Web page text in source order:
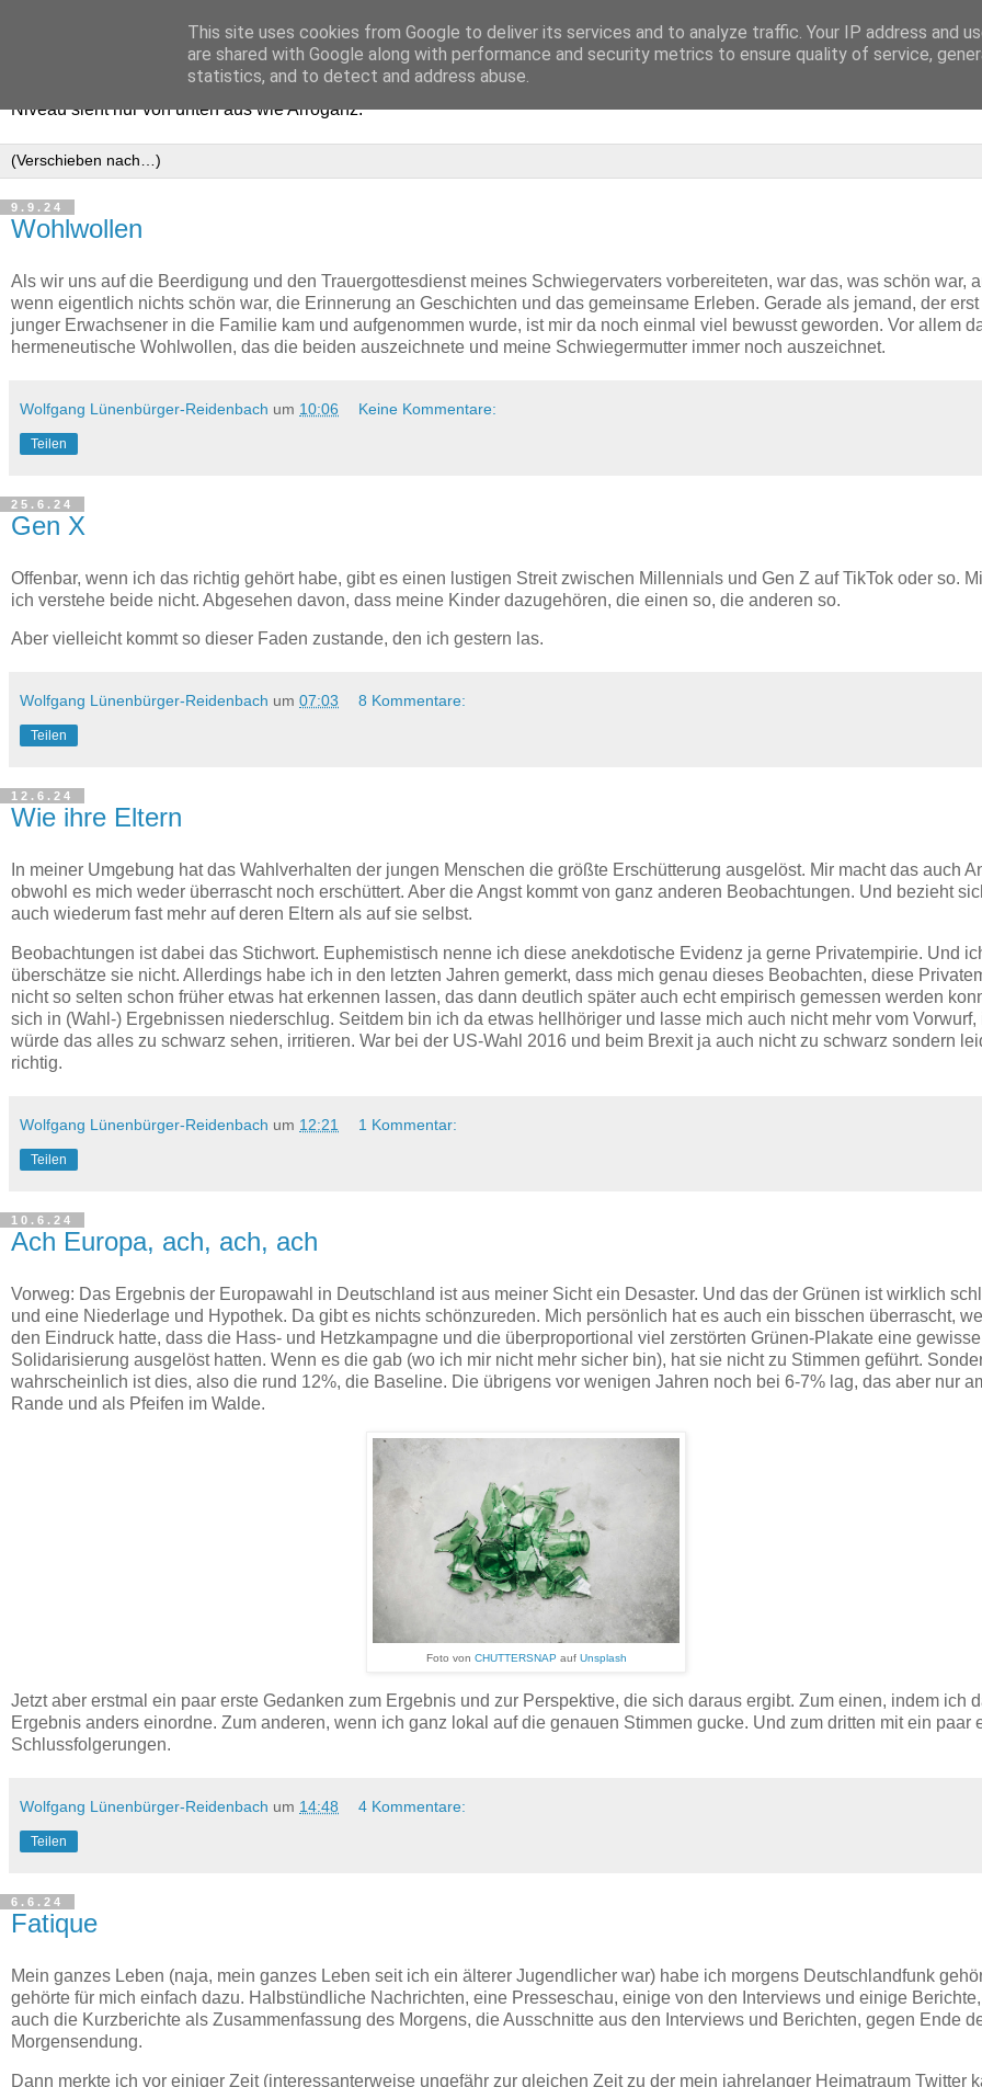
Haltungsturnen
Niveau sieht nur von unten aus wie Arroganz.
9.9.24
Wohlwollen
Als wir uns auf die Beerdigung und den Trauergottesdienst meines Schwiegervaters vorbereiteten, war das, was schön war,
wenn eigentlich nichts schön war, die Erinnerung an Geschichten und das gemeinsame Erleben. Gerade als jemand, der
junger Erwachsener in die Familie kam und aufgenommen wurde, ist mir da noch einmal viel bewusst geworden. Vor allem
hermeneutische Wohlwollen, das die beiden auszeichnete und meine Schwiegermutter immer noch auszeichnet.
Wolfgang Lünenbürger-Reidenbach um 10:06 Keine Kommentare:
Teilen
25.6.24
Gen X
Offenbar, wenn ich das richtig gehört habe, gibt es einen lustigen Streit zwischen Millennials und Gen Z auf TikTok oder so.
ich verstehe beide nicht. Abgesehen davon, dass meine Kinder dazugehören, die einen so, die anderen so.
Aber vielleicht kommt so dieser Faden zustande, den ich gestern las.
Wolfgang Lünenbürger-Reidenbach um 07:03 8 Kommentare:
Teilen
12.6.24
Wie ihre Eltern
In meiner Umgebung hat das Wahlverhalten der jungen Menschen die größte Erschütterung ausgelöst. Mir macht das auch
obwohl es mich weder überrascht noch erschüttert. Aber die Angst kommt von ganz anderen Beobachtungen. Und bezieht
auch wiederum fast mehr auf deren Eltern als auf sie selbst.
Beobachtungen ist dabei das Stichwort. Euphemistisch nenne ich diese anekdotische Evidenz ja gerne Privatempirie. Und
überschätze sie nicht. Allerdings habe ich in den letzten Jahren gemerkt, dass mich genau dieses Beobachten, diese
nicht so selten schon früher etwas hat erkennen lassen, das dann deutlich später auch echt empirisch gemessen werden
sich in (Wahl-) Ergebnissen niederschlug. Seitdem bin ich da etwas hellhöriger und lasse mich auch nicht mehr vom Vorwurf,
würde das alles zu schwarz sehen, irritieren. War bei der US-Wahl 2016 und beim Brexit ja auch nicht zu schwarz sondern
richtig.
Wolfgang Lünenbürger-Reidenbach um 12:21 1 Kommentar:
Teilen
10.6.24
Ach Europa, ach, ach, ach
Vorweg: Das Ergebnis der Europawahl in Deutschland ist aus meiner Sicht ein Desaster. Und das der Grünen ist wirklich
und eine Niederlage und Hypothek. Da gibt es nichts schönzureden. Mich persönlich hat es auch ein bisschen überrascht,
den Eindruck hatte, dass die Hass- und Hetzkampagne und die überproportional viel zerstörten Grünen-Plakate eine gewisse
Solidarisierung ausgelöst hatten. Wenn es die gab (wo ich mir nicht mehr sicher bin), hat sie nicht zu Stimmen geführt.
wahrscheinlich ist dies, also die rund 12%, die Baseline. Die übrigens vor wenigen Jahren noch bei 6-7% lag, das aber nur
Rande und als Pfeifen im Walde.
Foto von CHUTTERSNAP auf Unsplash
Jetzt aber erstmal ein paar erste Gedanken zum Ergebnis und zur Perspektive, die sich daraus ergibt. Zum einen, indem ich
Ergebnis anders einordne. Zum anderen, wenn ich ganz lokal auf die genauen Stimmen gucke. Und zum dritten mit ein paar
Schlussfolgerungen.
Wolfgang Lünenbürger-Reidenbach um 14:48 4 Kommentare:
Teilen
6.6.24
Fatique
Mein ganzes Leben (naja, mein ganzes Leben seit ich ein älterer Jugendlicher war) habe ich morgens Deutschlandfunk
gehörte für mich einfach dazu. Halbstündliche Nachrichten, eine Presseschau, einige von den Interviews und einige
auch die Kurzberichte als Zusammenfassung des Morgens, die Ausschnitte aus den Interviews und Berichten, gegen Ende
Morgensendung.
Dann merkte ich vor einiger Zeit (interessanterweise ungefähr zur gleichen Zeit zu der mein jahrelanger Heimatraum Twitter
This site uses cookies from Google to deliver its services and to analyze traffic. Your IP address and
are shared with Google along with performance and security metrics to ensure quality of service,
statistics, and to detect and address abuse.